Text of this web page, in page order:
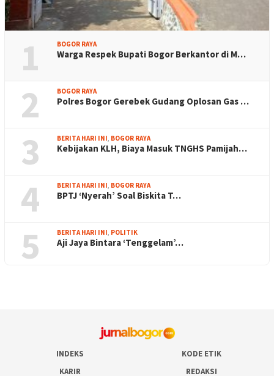
1 BOGOR RAYA
Warga Respek Bupati Bogor Berkantor di M…
2 BOGOR RAYA
Polres Bogor Gerebek Gudang Oplosan Gas …
3 BERITA HARI INI, BOGOR RAYA
Kebijakan KLH, Biaya Masuk TNGHS Pamijah…
4 BERITA HARI INI, BOGOR RAYA
BPTJ ‘Nyerah’ Soal Biskita T…
5 BERITA HARI INI, POLITIK
Aji Jaya Bintara ‘Tenggelam’…
INDEKS
KODE ETIK
KARIR
REDAKSI